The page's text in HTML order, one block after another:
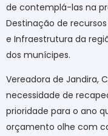
de contemplá-las na
Destinação de
e Infraestrutura da
dos munícipes.
Vereadora de Jandira,
necessidade de
prioridade para o ano
orçamento olhe com